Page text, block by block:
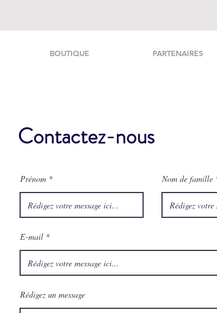
BOUTIQUE PARTENAIRES
Contactez-nous
Prénom Nom de famille
E-mail
Rédigez un message